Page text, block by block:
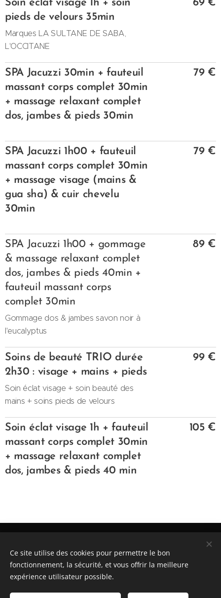
Soin éclat visage 1h + soin
pieds de velours 35min
Marques LA SULTANE DE SABA,
L'OCCITANE
69 €
SPA Jacuzzi 30min + fauteuil
massant corps complet 30min
+ massage relaxant complet
dos, jambes & pieds 30min
79 €
SPA Jacuzzi 1h00 + fauteuil
massant corps complet 30min
+ massage visage (mains &
gua sha) & cuir chevelu
30min
79 €
SPA Jacuzzi 1h00 + gommage
& massage relaxant complet
dos, jambes & pieds 40min +
fauteuil massant corps
complet 30min
Gommage dos & jambes savon noir à
l'eucalyptus
89 €
Soins de beauté TRIO durée
2h30 : visage + mains + pieds
Soin éclat visage + soin beauté des
mains + soins pieds de velours
99 €
Soin éclat visage 1h + fauteuil
massant corps complet 30min
+ massage relaxant complet
dos, jambes & pieds 40 min
105 €
Tel : 06 26 68 00 61 - Email : valeriearnoux@sfr.fr
Site web : www.alevidence-cotezen.fr
Accueil/Mentions légales
Ce site utilise des cookies pour permettre le bon
fonctionnement, la sécurité, et vous offrir la meilleure
expérience utilisateur possible.